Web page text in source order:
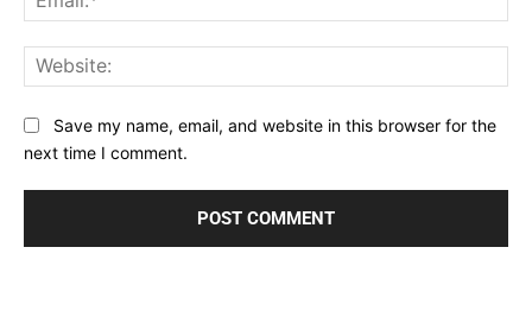
Save my name, email, and website in this browser for the
next time I comment.